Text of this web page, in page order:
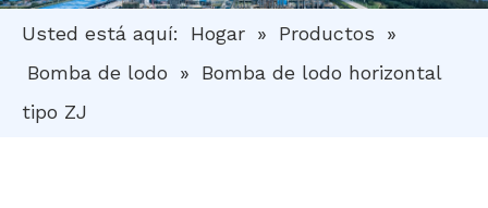
Usted está aquí: Hogar » Productos
»
Bomba de lodo
»
Bomba de lodo horizontal
tipo ZJ